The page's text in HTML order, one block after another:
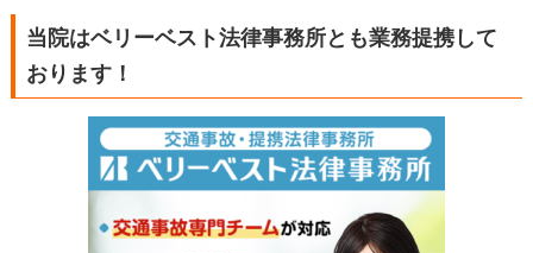
当院はベリーベスト法律事務所とも業務提携して
おります！